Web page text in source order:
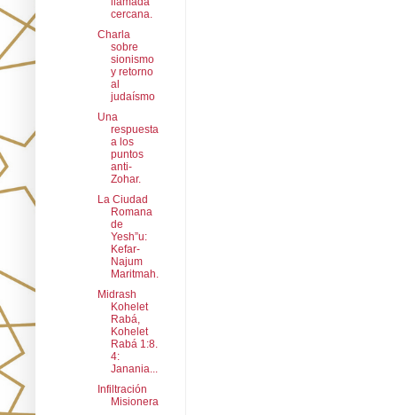
cercana.
Charla
sobre
sionismo
y retorno
al
judaísmo
Una
respuesta
a los
puntos
anti-
Zohar.
La Ciudad
Romana
de
Yesh”u:
Kefar-
Najum
Maritmah.
Midrash
Kohelet
Rabá,
Kohelet
Rabá 1:8.
4:
Janania...
Infiltración
Misionera